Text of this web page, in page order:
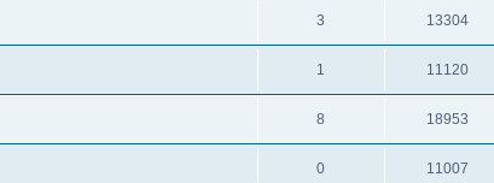
3 13304
1 11120
8 18953
0 11007